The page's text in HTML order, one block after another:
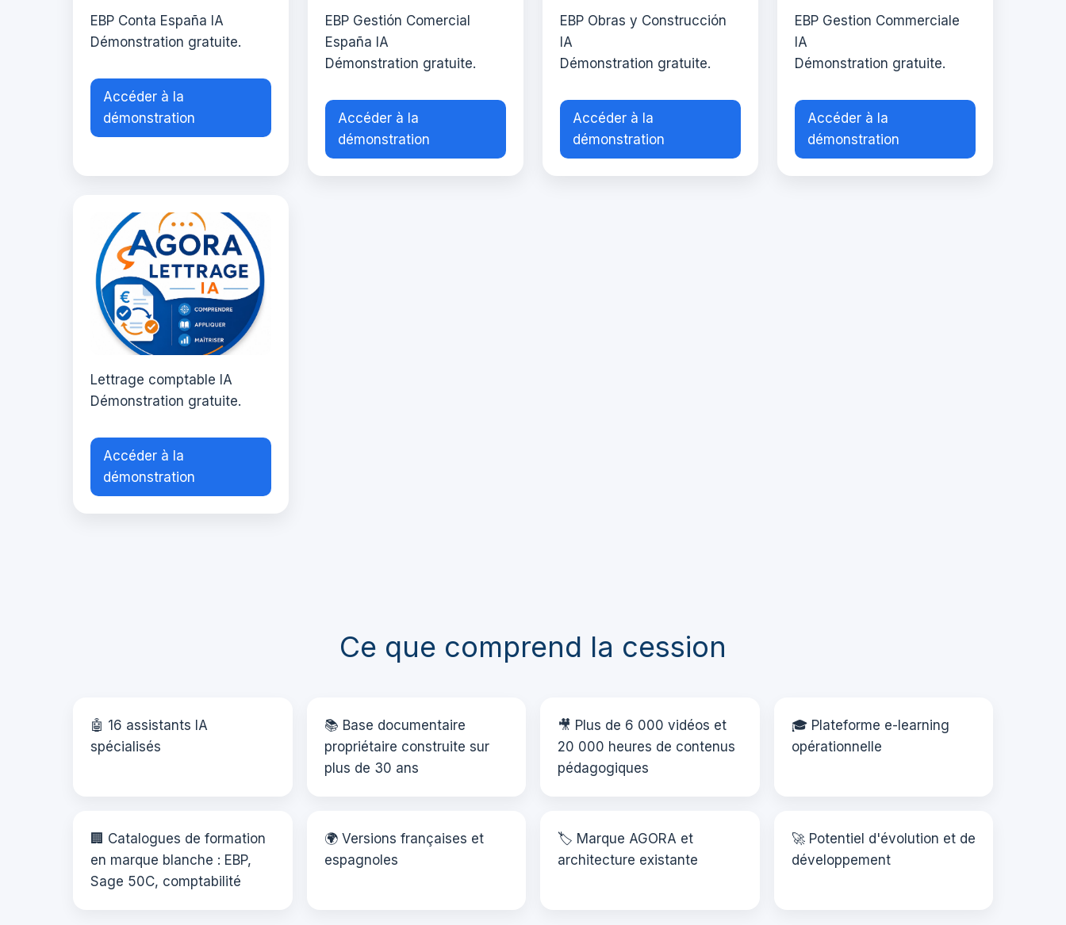
EBP Conta España IA
Démonstration gratuite.
Accéder à la
démonstration
EBP Gestión Comercial
España IA
Démonstration gratuite.
Accéder à la
démonstration
EBP Obras y Construcción
IA
Démonstration gratuite.
Accéder à la
démonstration
EBP Gestion Commerciale
IA
Démonstration gratuite.
Accéder à la
démonstration
Lettrage comptable IA
Démonstration gratuite.
Accéder à la
démonstration
Ce que comprend la cession
🤖 16 assistants IA
spécialisés
📚 Base documentaire
propriétaire construite sur
plus de 30 ans
🎥 Plus de 6 000 vidéos et
20 000 heures de contenus
pédagogiques
🎓 Plateforme e-learning
opérationnelle
🏢 Catalogues de formation
en marque blanche : EBP,
Sage 50C, comptabilité
🌍 Versions françaises et
espagnoles
🏷️ Marque AGORA et
architecture existante
🚀 Potentiel d'évolution et de
développement